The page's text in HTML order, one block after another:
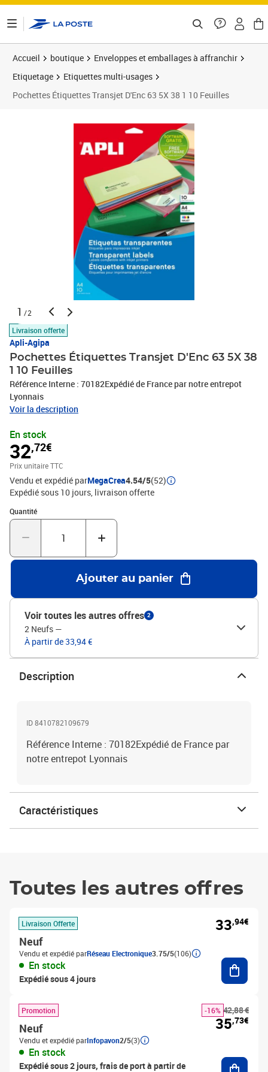
Accueil boutique
Enveloppes et emballages à affranchir
Etiquetage
Etiquettes multi-usages
Pochettes Étiquettes Transjet D'Enc 63 5X 38 1 10 Feuilles
1 /2
Livraison offerte
Apli-Agipa
Pochettes Étiquettes Transjet D'Enc 63 5X 38
1 10 Feuilles
Référence Interne : 70182Expédié de France par notre entrepot
Lyonnais
Voir la description
En stock
32,72€
Prix unitaire TTC
Vendu et expédié parMegaCrea4.54/5(52)
Expédié sous 10 jours livraison offerte
Quantité
Quantité : 1
Ajouter au panier
Voir toutes les autres offres 2
2 Neufs —
À partir de 33,94 €
Description
ID 8410782109679
Référence Interne : 70182Expédié de France par
notre entrepot Lyonnais
Caractéristiques
Toutes les autres offres
Livraison Offerte
Neuf
Vendu et expédié parRéseau Electronique3.75/5(106)
En stock
Expédié sous 4 jours
33,94€
Promotion
Neuf
Vendu et expédié parInfopavon2/5(3)
En stock
Expédié sous 2 jours, frais de port à partir de
42,88 €
-16%
35,73€